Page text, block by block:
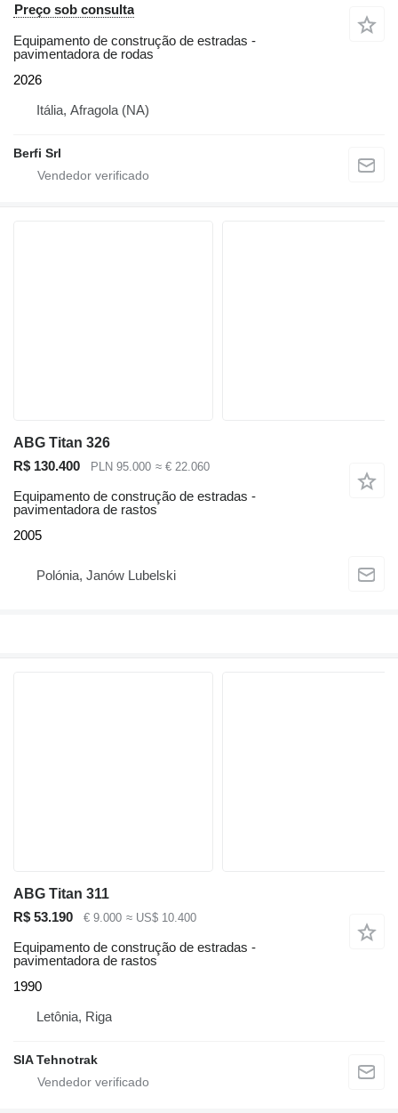
Preço sob consulta
Equipamento de construção de estradas -
pavimentadora de rodas
2026
Itália, Afragola (NA)
Berfi Srl
ABG Titan 326
R$ 130.400
PLN 95.000 ≈ € 22.060
Equipamento de construção de estradas -
pavimentadora de rastos
2005
Polónia, Janów Lubelski
ABG Titan 311
R$ 53.190
€ 9.000 ≈ US$ 10.400
Equipamento de construção de estradas -
pavimentadora de rastos
1990
Letônia, Riga
SIA Tehnotrak